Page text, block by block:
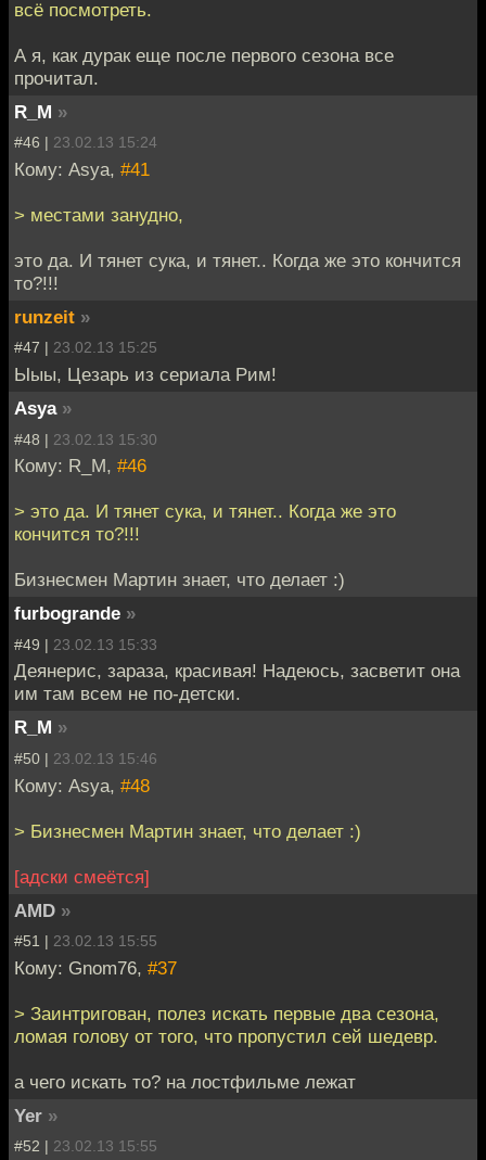
всё посмотреть.
А я, как дурак еще после первого сезона все
прочитал.
R_M »
#46 | 23.02.13 15:24
Кому: Asya, #41
> местами занудно,
это да. И тянет сука, и тянет.. Когда же это кончится
то?!!!
runzeit »
#47 | 23.02.13 15:25
Ыыы, Цезарь из сериала Рим!
Asya »
#48 | 23.02.13 15:30
Кому: R_M, #46
> это да. И тянет сука, и тянет.. Когда же это
кончится то?!!!
Бизнесмен Мартин знает, что делает :)
furbogrande »
#49 | 23.02.13 15:33
Деянерис, зараза, красивая! Надеюсь, засветит она
им там всем не по-детски.
R_M »
#50 | 23.02.13 15:46
Кому: Asya, #48
> Бизнесмен Мартин знает, что делает :)
[адски смеётся]
AMD »
#51 | 23.02.13 15:55
Кому: Gnom76, #37
> Заинтригован, полез искать первые два сезона,
ломая голову от того, что пропустил сей шедевр.
а чего искать то? на лостфильме лежат
Yer »
#52 | 23.02.13 15:55